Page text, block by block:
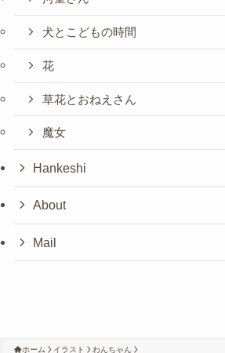
犬とこどもの時間
花
草花とおねえさん
魔女
Hankeshi
About
Mail
ホーム イラスト わんちゃん